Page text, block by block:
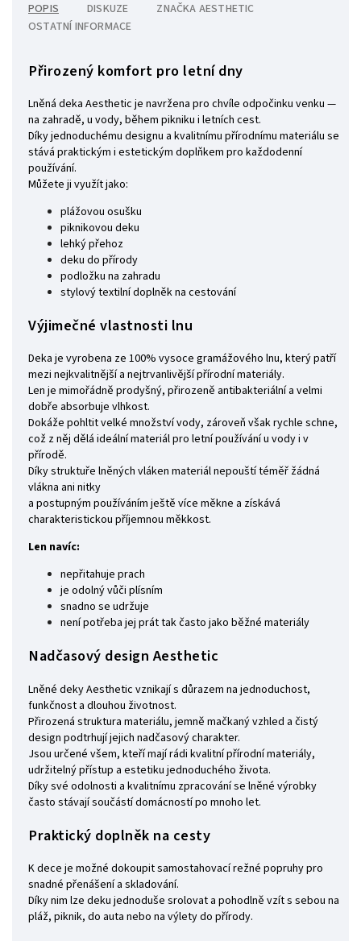
POPIS DISKUZE ZNAČKA AESTHETIC
OSTATNÍ INFORMACE
Přirozený komfort pro letní dny
Lněná deka Aesthetic je navržena pro chvíle odpočinku venku —
na zahradě, u vody, během pikniku i letních cest.
Díky jednoduchému designu a kvalitnímu přírodnímu materiálu se
stává praktickým i estetickým doplňkem pro každodenní
používání.
Můžete ji využít jako:
plážovou osušku
piknikovou deku
lehký přehoz
deku do přírody
podložku na zahradu
stylový textilní doplněk na cestování
Výjimečné vlastnosti lnu
Deka je vyrobena ze 100% vysoce gramážového lnu, který patří
mezi nejkvalitnější a nejtrvanlivější přírodní materiály.
Len je mimořádně prodyšný, přirozeně antibakteriální a velmi
dobře absorbuje vlhkost.
Dokáže pohltit velké množství vody, zároveň však rychle schne,
což z něj dělá ideální materiál pro letní používání u vody i v
přírodě.
Díky struktuře lněných vláken materiál nepouští téměř žádná
vlákna ani nitky
a postupným používáním ještě více měkne a získává
charakteristickou příjemnou měkkost.
Len navíc:
nepřitahuje prach
je odolný vůči plísním
snadno se udržuje
není potřeba jej prát tak často jako běžné materiály
Nadčasový design Aesthetic
Lněné deky Aesthetic vznikají s důrazem na jednoduchost,
funkčnost a dlouhou životnost.
Přirozená struktura materiálu, jemně mačkaný vzhled a čistý
design podtrhují jejich nadčasový charakter.
Jsou určené všem, kteří mají rádi kvalitní přírodní materiály,
udržitelný přístup a estetiku jednoduchého života.
Díky své odolnosti a kvalitnímu zpracování se lněné výrobky
často stávají součástí domácností po mnoho let.
Praktický doplněk na cesty
K dece je možné dokoupit samostahovací režné popruhy pro
snadné přenášení a skladování.
Díky nim lze deku jednoduše srolovat a pohodlně vzít s sebou na
pláž, piknik, do auta nebo na výlety do přírody.